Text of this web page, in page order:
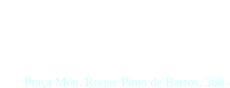
Praça Mon. Roque Pinto de Barros, 360